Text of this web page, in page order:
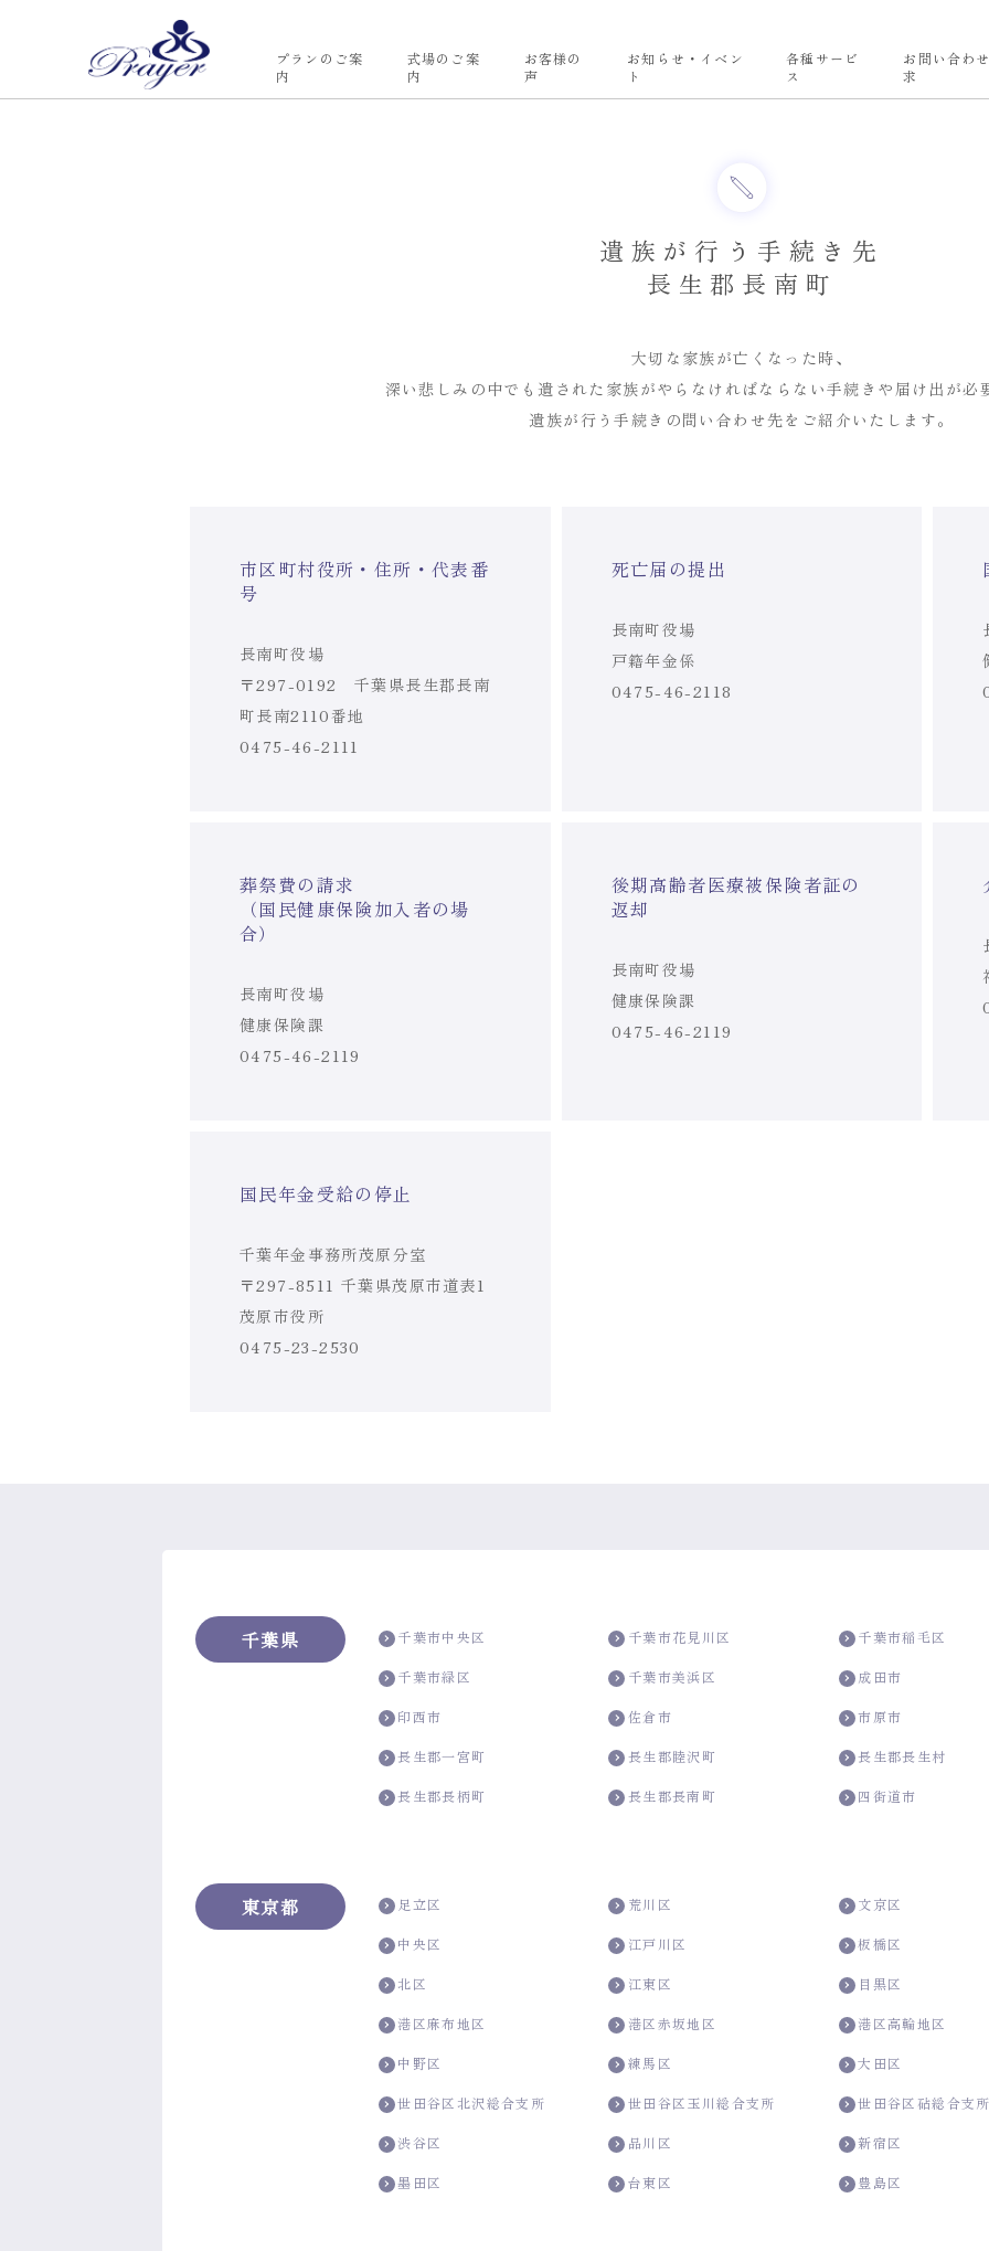
プランのご案
内
式場のご案
内
お客様の
声
お知らせ・イベン
ト
各種サービ
ス
お問い合わ
求
遺族が行う手続き先
長生郡長南町
大切な家族が亡くなった時、
深い悲しみの中でも 遺された家族がやらなければならない手続きや届け出が必
遺族が行う手続きの問い合わせ先を ご紹介いたします。
市区町村役所・住所・代表番
号
長南町役場
〒297-0192 千葉県長生郡長南
町長南2110番地
0475-46-2111
死亡届の提出
長南町役場
戸籍年金係
0475-46-2118
葬祭費の請求
（国民健康保険加入者の場
合）
長南町役場
健康保険課
0475-46-2119
後期高齢者医療被保険者証の
返却
長南町役場
健康保険課
0475-46-2119
国民年金受給の停止
千葉年金事務所茂原分室
〒297-8511 千葉県茂原市道表1
茂原市役所
0475-23-2530
千葉県 千葉市中央区 千葉市花見川区 千葉市稲毛区
千葉市緑区 千葉市美浜区 成田市
印西市 佐倉市 市原市
長生郡一宮町 長生郡睦沢町 長生郡長生村
長生郡長柄町 長生郡長南町 四街道市
東京都 足立区 荒川区 文京区
中央区 江戸川区 板橋区
北区 江東区 目黒区
港区麻布地区 港区赤坂地区 港区高輪地区
中野区 練馬区 大田区
世田谷区北沢総合支所 世田谷区玉川総合支所 世田谷区砧総合支
渋谷区 品川区 新宿区
墨田区 台東区 豊島区